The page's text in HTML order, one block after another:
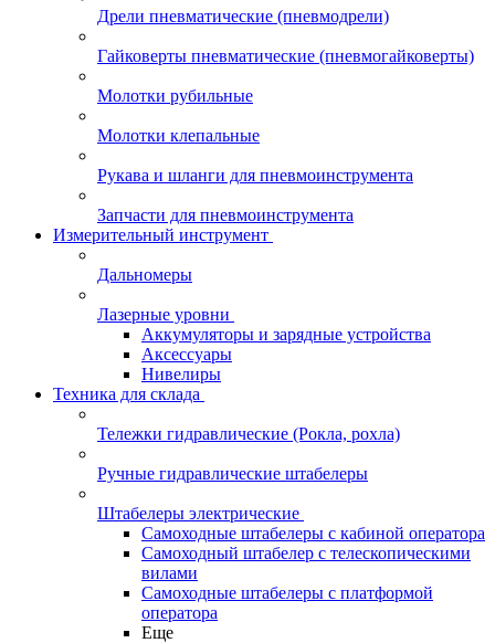
Дрели пневматические (пневмодрели)
Гайковерты пневматические (пневмогайковерты)
Молотки рубильные
Молотки клепальные
Рукава и шланги для пневмоинструмента
Запчасти для пневмоинструмента
Измерительный инструмент
Дальномеры
Лазерные уровни
Аккумуляторы и зарядные устройства
Аксессуары
Нивелиры
Техника для склада
Тележки гидравлические (Рокла, рохла)
Ручные гидравлические штабелеры
Штабелеры электрические
Самоходные штабелеры с кабиной оператора
Самоходный штабелер с телескопическими
вилами
Самоходные штабелеры с платформой
оператора
Еще